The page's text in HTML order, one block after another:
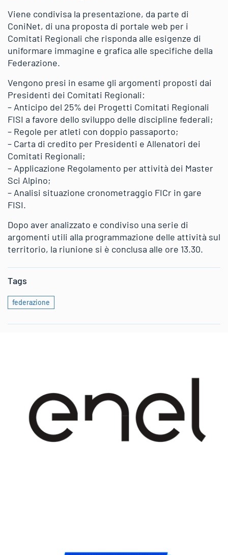
Viene condivisa la presentazione, da parte di
ConiNet, di una proposta di portale web per i
Comitati Regionali che risponda alle esigenze di
uniformare immagine e grafica alle specifiche della
Federazione.
Vengono presi in esame gli argomenti proposti dai
Presidenti dei Comitati Regionali:
– Anticipo del 25% dei Progetti Comitati Regionali
FISI a favore dello sviluppo delle discipline federali;
– Regole per atleti con doppio passaporto;
– Carta di credito per Presidenti e Allenatori dei
Comitati Regionali;
– Applicazione Regolamento per attività dei Master
Sci Alpino;
– Analisi situazione cronometraggio FICr in gare
FISI.
Dopo aver analizzato e condiviso una serie di
argomenti utili alla programmazione delle attività sul
territorio, la riunione si è conclusa alle ore 13.30.
Tags
federazione